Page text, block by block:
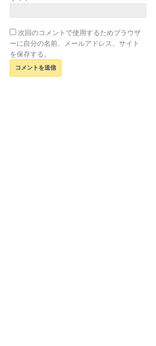
次回のコメントで使用するためブラウザ
ーに自分の名前、メールアドレス、サイト
を保存する。